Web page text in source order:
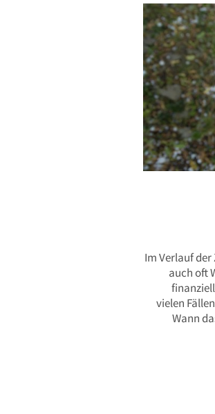
Im Verlauf
auch oft
vielen
Wann